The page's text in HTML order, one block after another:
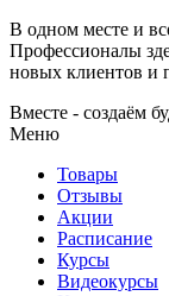
В одном месте и
Профессионалы
новых клиентов и
Вместе - создаём
Меню
Товары
Отзывы
Акции
Расписание
Курсы
Видеокурсы